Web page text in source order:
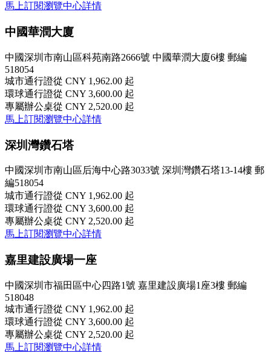
馬上訂閱瀏覽中心詳情
中國華潤大廈
中國深圳市南山區科苑南路2666號 中國華潤大廈6樓 郵編
518054
城市通行證從 CNY 1,962.00 起
環球通行證從 CNY 3,600.00 起
專屬辦公桌從 CNY 2,520.00 起
馬上訂閱瀏覽中心詳情
深圳灣鑽石塔
中國深圳市南山區后海中心路3033號 深圳灣鑽石塔13-14樓 郵
編518054
城市通行證從 CNY 1,962.00 起
環球通行證從 CNY 3,600.00 起
專屬辦公桌從 CNY 2,520.00 起
馬上訂閱瀏覽中心詳情
嘉里建設廣場一座
中國深圳市福田區中心四路1號 嘉里建設廣場1座3樓 郵編
518048
城市通行證從 CNY 1,962.00 起
環球通行證從 CNY 3,600.00 起
專屬辦公桌從 CNY 2,520.00 起
馬上訂閱瀏覽中心詳情